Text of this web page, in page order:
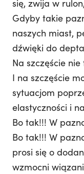
się, zwija w
Gdyby takie
naszych miast,
dźwięki do
Na szczęście
I na szczęście
sytuacjom
elastyczności i
Bo tak!!! W
Bo tak!!! W
prosi się o
wzmocni